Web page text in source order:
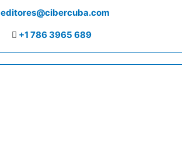
editores@cibercuba.com
+1 786 3965 689